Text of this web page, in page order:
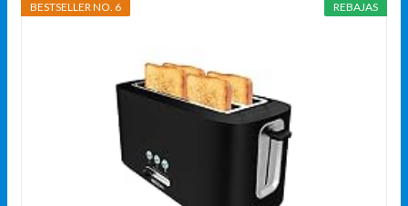
REBAJAS
BESTSELLER NO. 6